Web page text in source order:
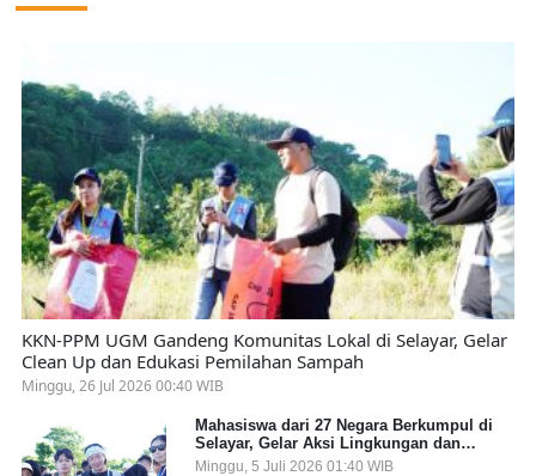
KKN-PPM UGM Gandeng Komunitas Lokal di Selayar, Gelar
Clean Up dan Edukasi Pemilahan Sampah
Minggu, 26 Jul 2026 00:40 WIB
Mahasiswa dari 27 Negara Berkumpul di
Selayar, Gelar Aksi Lingkungan dan
Dalami Kearifan Lokal Bumi Tanadoang
Minggu, 5 Juli 2026 01:40 WIB